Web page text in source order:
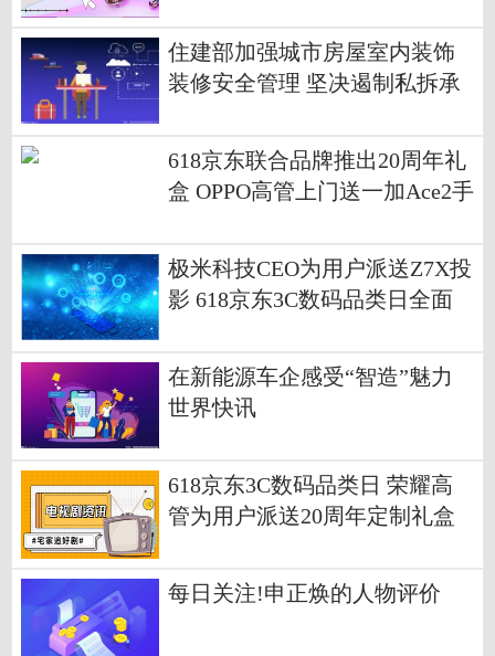
住建部加强城市房屋室内装饰
装修安全管理 坚决遏制私拆承
618京东联合品牌推出20周年礼
盒 OPPO高管上门送一加Ace2手
极米科技CEO为用户派送Z7X投
影 618京东3C数码品类日全面
在新能源车企感受“智造”魅力
世界快讯
618京东3C数码品类日 荣耀高
管为用户派送20周年定制礼盒
每日关注!申正焕的人物评价